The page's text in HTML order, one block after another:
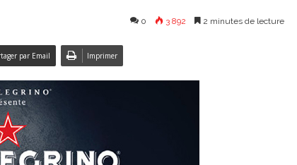
0 3 892 2 minutes de lecture
par Email Imprimer